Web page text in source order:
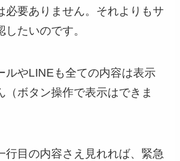
必要ありません。それよりもサ
したいのです。
ルやLINEも全ての内容は表示
（ボタン操作で表示はできま
行目の内容さえ見れれば、緊急